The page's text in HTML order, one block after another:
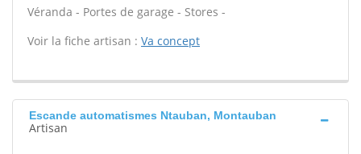
Véranda - Portes de garage - Stores -
Voir la fiche artisan : Va concept
Escande automatismes Ntauban, Montauban
Artisan